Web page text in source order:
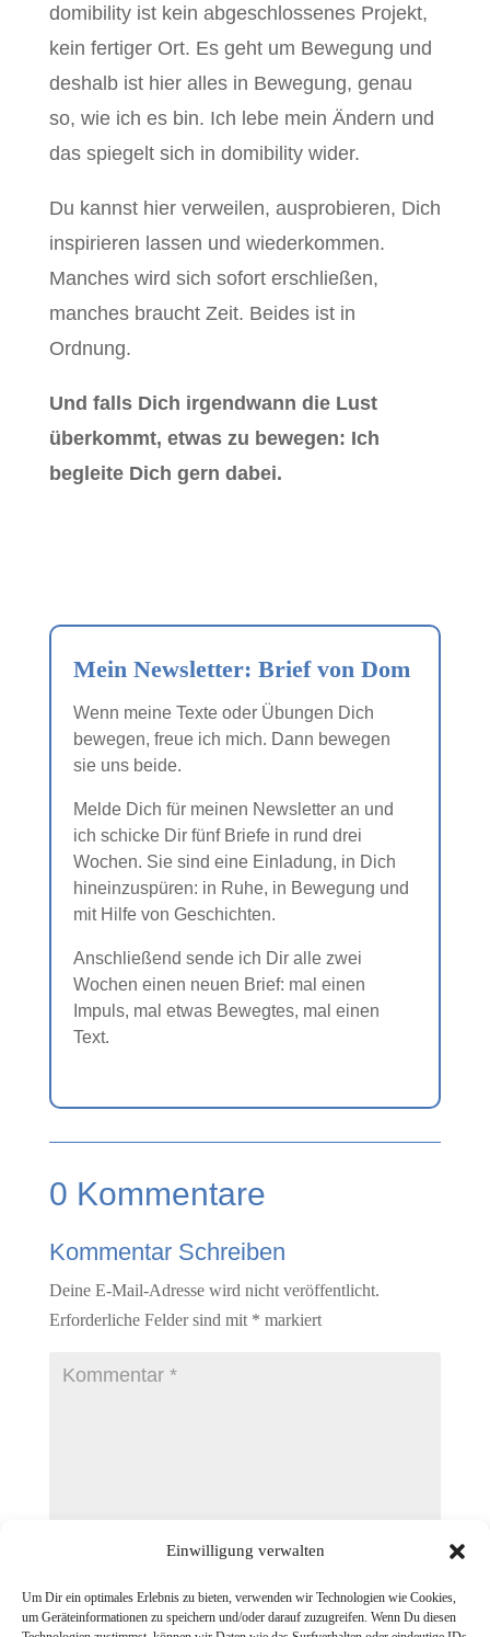
Einwilligung verwalten
Um Dir ein optimales Erlebnis zu bieten, verwenden wir Technologien wie Cookies,
um Geräteinformationen zu speichern und/oder darauf zuzugreifen. Wenn Du diesen
domibility ist kein abgeschlossenes Projekt,
kein fertiger Ort. Es geht um Bewegung und
deshalb ist hier alles in Bewegung, genau
so, wie ich es bin. Ich lebe mein Ändern und
das spiegelt sich in domibility wider.
Du kannst hier verweilen, ausprobieren, Dich
inspirieren lassen und wiederkommen.
Manches wird sich sofort erschließen,
manches braucht Zeit. Beides ist in
Ordnung.
Und falls Dich irgendwann die Lust
überkommt, etwas zu bewegen: Ich
begleite Dich gern dabei.
Mein Newsletter: Brief von Dom
Wenn meine Texte oder Übungen Dich
bewegen, freue ich mich. Dann bewegen
sie uns beide.
Melde Dich für meinen Newsletter an und
ich schicke Dir fünf Briefe in rund drei
Wochen. Sie sind eine Einladung, in Dich
hineinzuspüren: in Ruhe, in Bewegung und
mit Hilfe von Geschichten.
Anschließend sende ich Dir alle zwei
Wochen einen neuen Brief: mal einen
Impuls, mal etwas Bewegtes, mal einen
Text.
0 Kommentare
Kommentar Schreiben
Deine E-Mail-Adresse wird nicht veröffentlicht.
Erforderliche Felder sind mit * markiert